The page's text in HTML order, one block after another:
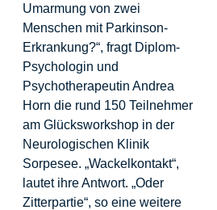
Umarmung von zwei
Menschen mit Parkinson-
Erkrankung?“, fragt Diplom-
Psychologin und
Psychotherapeutin Andrea
Horn die rund 150 Teilnehmer
am Glücksworkshop in der
Neurologischen Klinik
Sorpesee. „Wackelkontakt“,
lautet ihre Antwort. „Oder
Zitterpartie“, so eine weitere